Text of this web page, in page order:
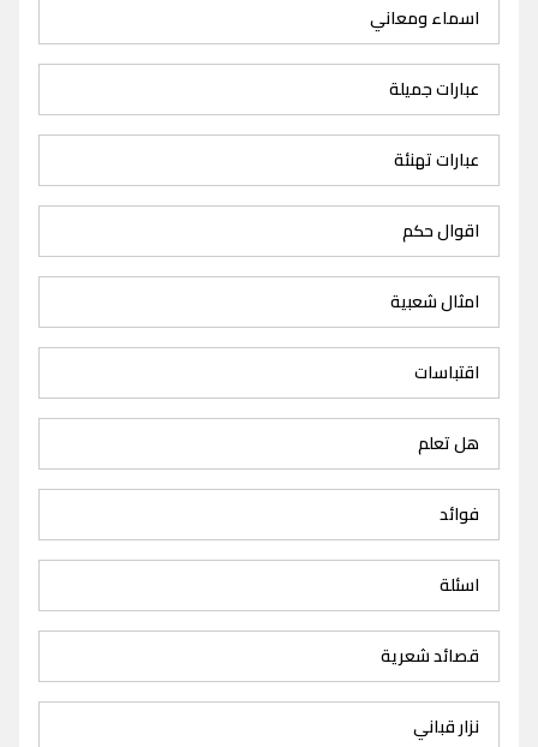
اسماء ومعاني
عبارات جميلة
عبارات تهنئة
اقوال حكم
امثال شعبية
اقتباسات
هل تعلم
فوائد
اسئلة
قصائد شعرية
نزار قباني